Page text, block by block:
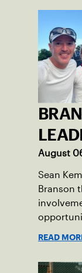
August
Sean
Branson
READ